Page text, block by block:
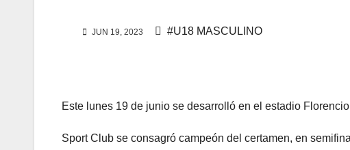
JUN 19, 2023 #U18 MASCULINO
Este lunes 19 de junio se desarrolló en el estadio
Sport Club se consagró campeón del certamen, en